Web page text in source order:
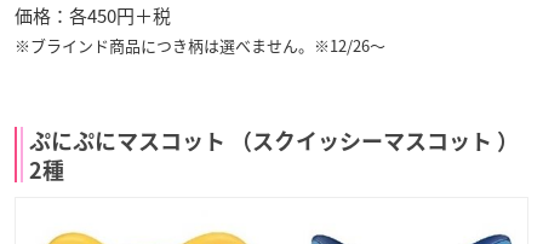
価格：各450円＋税
※ブラインド商品につき柄は選べません。※12/26～
ぷにぷにマスコット （スクイッシーマスコット ）
2種